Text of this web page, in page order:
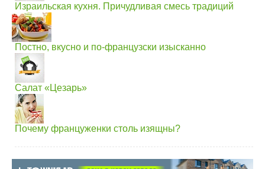
Израильская кухня. Причудливая смесь традиций
Постно, вкусно и по-французски изысканно
Салат «Цезарь»
Почему француженки столь изящны?